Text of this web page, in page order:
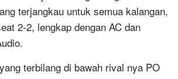
terjangkau untuk semua kalangan,
2-2, lengkap dengan AC dan
terbilang di bawah rival nya PO